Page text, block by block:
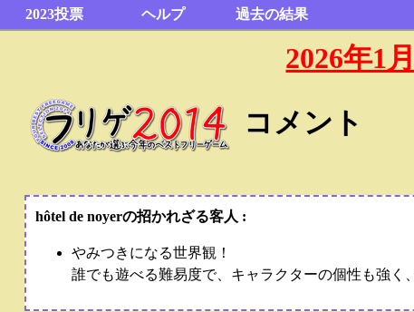
2023投票 ヘルプ 過去の結果
2026年1
コメント
hôtel de noyerの招かれざる客人 :
やみつきになる世界観！
誰でも遊べる難易度で、キャラクターの個性も強く